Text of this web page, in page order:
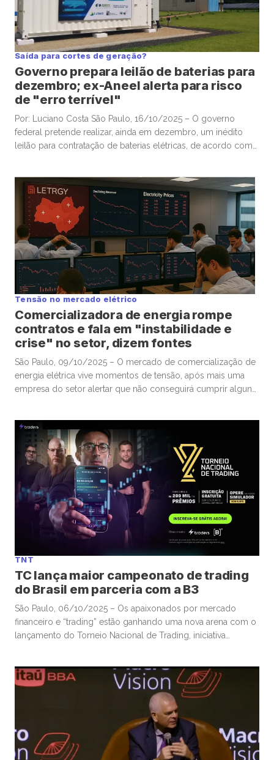
Saída para cortes de geração?
Governo prepara leilão de baterias para
dezembro; ex-Aneel alerta para risco
de "erro terrível"
Por: Luciano Costa São Paulo, 16/10/2025 – O governo
federal pretende realizar, ainda em dezembro, um inédito
leilão para contratação de baterias elétricas, de acordo com
problemas de instabilidade no sistema elétrico, associados
ao rápido crescimento de […]
Tensão no mercado elétrico
Comercializadora de energia rompe
contratos e fala em "instabilidade e
crise" no setor, dizem fontes
São Paulo, 09/10/2025 – O mercado de comercialização de
energia elétrica vive momentos de tensão, após mais uma
empresa do setor alertar que não conseguirá cumprir alguns
Faria Lima Journal seis fontes com conhecimento do
assunto. Praticamente […]
TNT
TC lança maior campeonato de trading
do Brasil em parceria com a B3
São Paulo, 06/10/2025 – Os apaixonados por mercado
financeiro e “trading” estão ganhando uma nova arena com o
lançamento do Torneio Nacional de Trading, iniciativa
brasileira. O torneio de “trading”, que será o maior do Brasil,
[…]